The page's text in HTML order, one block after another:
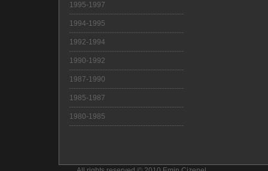
1995-1997
1994-1995
1992-1994
1990-1992
1987-1990
1985-1987
1980-1985